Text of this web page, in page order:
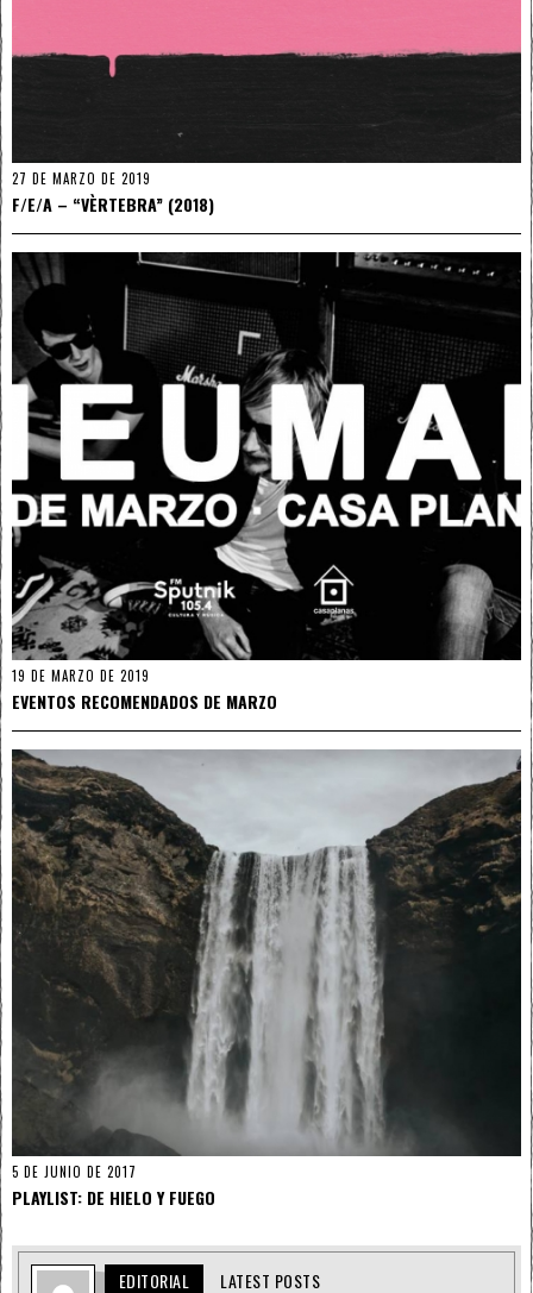
27 DE MARZO DE 2019
F/E/A – “VÈRTEBRA” (2018)
19 DE MARZO DE 2019
EVENTOS RECOMENDADOS DE MARZO
5 DE JUNIO DE 2017
PLAYLIST: DE HIELO Y FUEGO
EDITORIAL LATEST POSTS